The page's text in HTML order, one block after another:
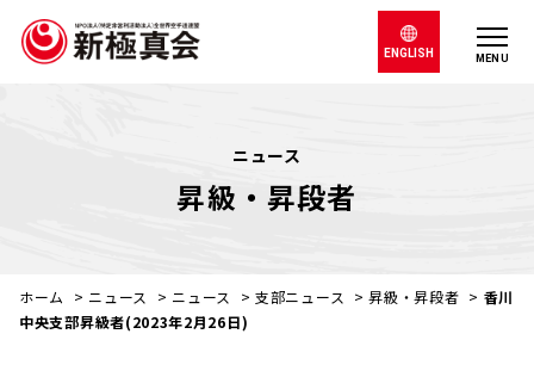
MENU
ENGLISH
ニュース
昇級・昇段者
ホーム > ニュース > ニュース >支部ニュース >昇級・昇段者 > 香川
中央支部昇級者(2023年2月26日)